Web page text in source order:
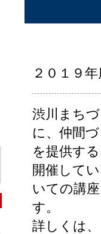
２０１９
渋川まち
に、仲間
を提供す
開催して
いての講
す。
詳しくは